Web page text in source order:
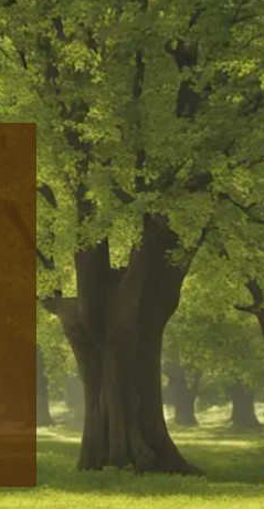
PAYSAGISTE
91740
Pour votre projet d’élagage
professionnelle. Il vous est
assuré de votre projet
professionnels qui sont toujours en
peuvent intervenir même en
ce qui est en danger à proximité.